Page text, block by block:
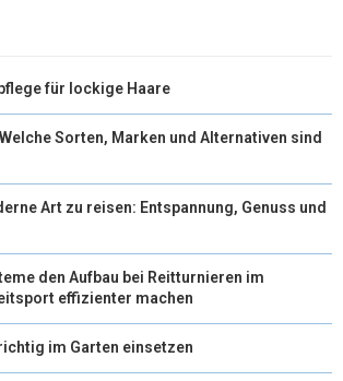
für lockige Haare
Sorten, Marken und Alternativen sind
Art zu reisen: Entspannung, Genuss und
den Aufbau bei Reitturnieren im
effizienter machen
im Garten einsetzen